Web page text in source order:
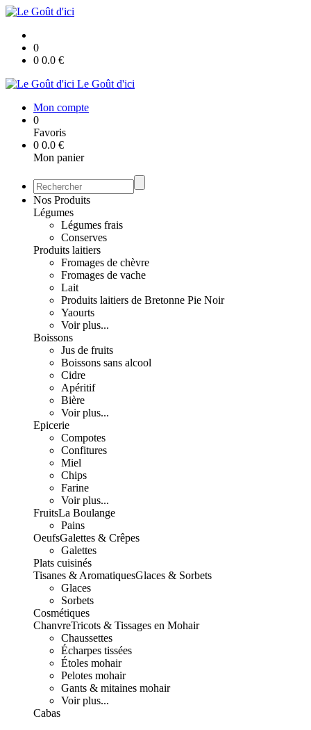
0
0 0.0 €
Le Goût d'ici
Mon compte
0
Favoris
0 0.0 €
Mon panier
Nos Produits
Légumes
Légumes frais
Conserves
Produits laitiers
Fromages de chèvre
Fromages de vache
Lait
Produits laitiers de Bretonne Pie Noir
Yaourts
Voir plus...
Boissons
Jus de fruits
Boissons sans alcool
Cidre
Apéritif
Bière
Voir plus...
Epicerie
Compotes
Confitures
Miel
Chips
Farine
Voir plus...
FruitsLa Boulange
Pains
OeufsGalettes & Crêpes
Galettes
Plats cuisinés
Tisanes & AromatiquesGlaces & Sorbets
Glaces
Sorbets
Cosmétiques
ChanvreTricots & Tissages en Mohair
Chaussettes
Écharpes tissées
Étoles mohair
Pelotes mohair
Gants & mitaines mohair
Voir plus...
Cabas